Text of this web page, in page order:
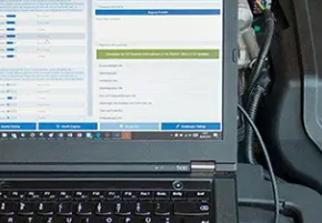
Einparkhilfe
Einparkhilfe Lenkhilfe
Elektronische Zündanlage
Elektronisches Wählhebel-Modul (EWM)
Fahrtrichtungskamera
Fernlichtassistent
Feststellbremse (EPB / SBC)